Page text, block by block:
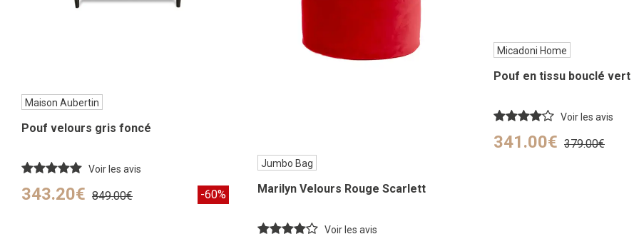
Maison Aubertin
Pouf velours gris foncé
Voir les avis
343.20€ 849.00€ -60%
Jumbo Bag
Marilyn Velours Rouge Scarlett
Voir les avis
Micadoni Home
Pouf en tissu bouclé vert
Voir les avis
341.00€ 379.00€